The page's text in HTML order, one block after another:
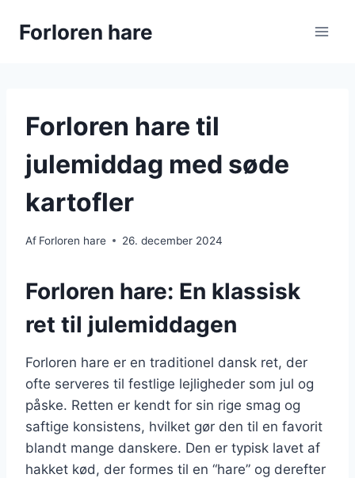
Forloren hare
Forloren hare til
julemiddag med søde
kartofler
Af Forloren hare 26. december 2024
Forloren hare: En klassisk
ret til julemiddagen
Forloren hare er en traditionel dansk ret, der
ofte serveres til festlige lejligheder som jul og
påske. Retten er kendt for sin rige smag og
saftige konsistens, hvilket gør den til en favorit
blandt mange danskere. Den er typisk lavet af
hakket kød, der formes til en “hare” og derefter